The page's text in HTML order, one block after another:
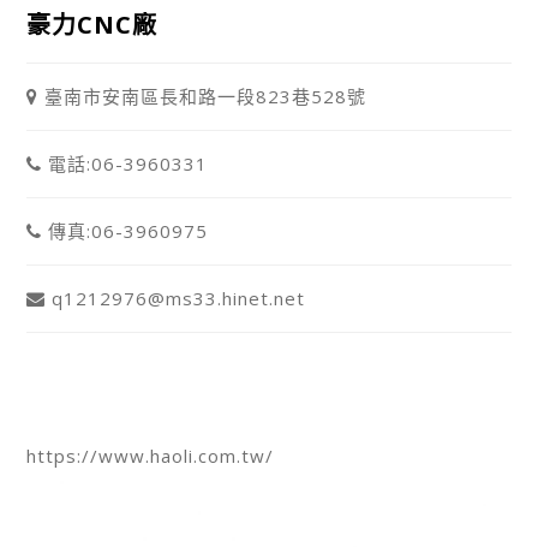
豪力CNC廠
臺南市安南區長和路一段823巷528號
電話:06-3960331
傳真:06-3960975
q1212976@ms33.hinet.net
https://www.haoli.com.tw/